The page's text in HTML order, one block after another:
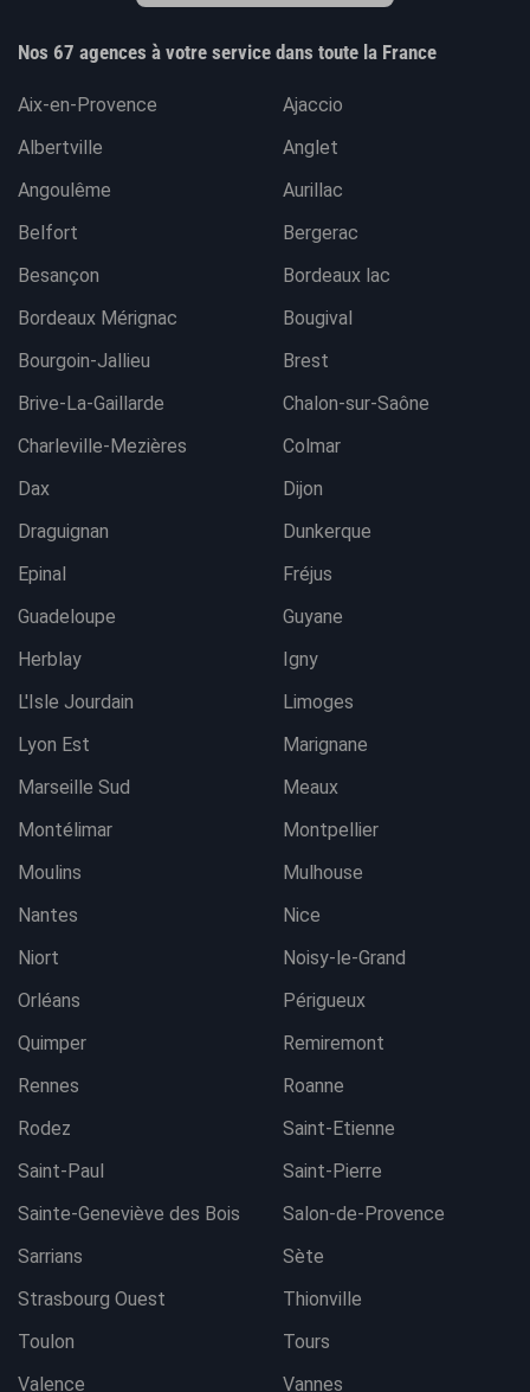
Nos 67 agences à votre service dans toute la France
Aix-en-Provence
Ajaccio
Albertville
Anglet
Angoulême
Aurillac
Belfort
Bergerac
Besançon
Bordeaux lac
Bordeaux Mérignac
Bougival
Bourgoin-Jallieu
Brest
Brive-La-Gaillarde
Chalon-sur-Saône
Charleville-Mezières
Colmar
Dax
Dijon
Draguignan
Dunkerque
Epinal
Fréjus
Guadeloupe
Guyane
Herblay
Igny
L'Isle Jourdain
Limoges
Lyon Est
Marignane
Marseille Sud
Meaux
Montélimar
Montpellier
Moulins
Mulhouse
Nantes
Nice
Niort
Noisy-le-Grand
Orléans
Périgueux
Quimper
Remiremont
Rennes
Roanne
Rodez
Saint-Etienne
Saint-Paul
Saint-Pierre
Sainte-Geneviève des Bois
Salon-de-Provence
Sarrians
Sète
Strasbourg Ouest
Thionville
Toulon
Tours
Valence
Vannes